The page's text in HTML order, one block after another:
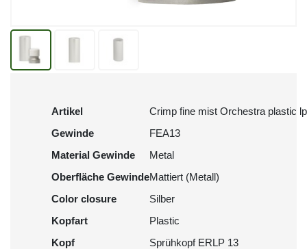
Artikel
Crimp fine mist Orchestra plastic lp
Gewinde
FEA13
Material Gewinde
Metal
Oberfläche GewindeMattiert (Metall)
Color closure
Silber
Kopfart
Plastic
Kopf
Sprühkopf ERLP 13